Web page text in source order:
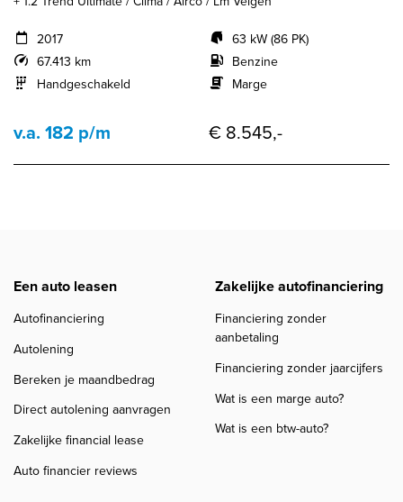
2017
67.413 km
Handgeschakeld
63 kW (86 PK)
Benzine
Marge
v.a. 182 p/m € 8.545,-
Een auto leasen
Autofinanciering
Autolening
Bereken je maandbedrag
Direct autolening aanvragen
Zakelijke financial lease
Auto financier reviews
Zakelijke autofinanciering
Financiering zonder
aanbetaling
Financiering zonder jaarcijfers
Wat is een marge auto?
Wat is een btw-auto?